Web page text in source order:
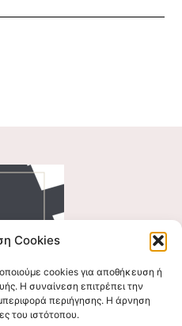
Cookies
cookies για αποθήκευση ή
Η συναίνεση επιτρέπει την
περιήγησης. Η άρνηση
του ιστότοπου.